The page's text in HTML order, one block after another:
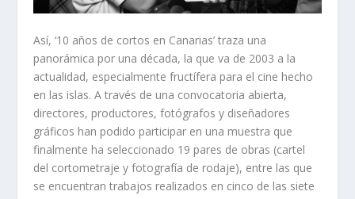
Así, ‘10 años de cortos en Canarias’ traza una
panorámica por una década, la que va de 2003 a la
actualidad, especialmente fructífera para el cine hecho
en las islas. A través de una convocatoria abierta,
directores, productores, fotógrafos y diseñadores
gráficos han podido participar en una muestra que
finalmente ha seleccionado 19 pares de obras (cartel
del cortometraje y fotografía de rodaje), entre las que
se encuentran trabajos realizados en cinco de las siete